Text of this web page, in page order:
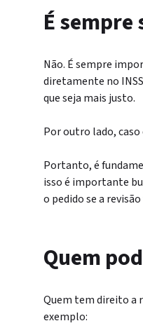
É
Não. É sempre
diretamente no
que seja mais justo.
Por outro lado, caso
Portanto, é
isso é importante
o pedido se a
Quem
Quem tem direito a
exemplo: